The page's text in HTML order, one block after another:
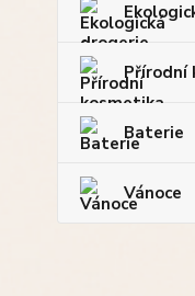
Přírodní
Baterie
Vánoce